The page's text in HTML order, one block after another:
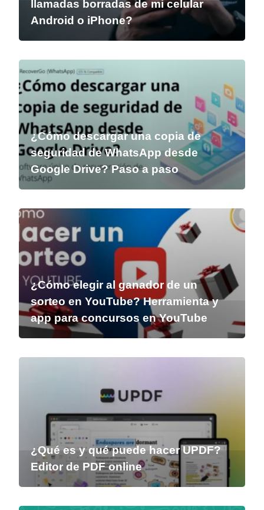
llamadas borradas de mi celular
Android o iPhone?
¿Cómo descargar una copia de
seguridad de WhatsApp desde
Google Drive? Paso a paso
¿Cómo elegir al ganador de un
sorteo en YouTube? Herramienta y
app para concursos en YouTube
¿Qué es y qué puede hacer UPDF?
Editor de PDF online